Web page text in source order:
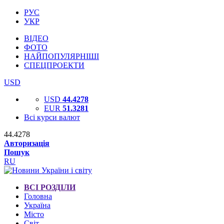
РУС
УКР
ВІДЕО
ФОТО
НАЙПОПУЛЯРНІШІ
СПЕЦПРОЕКТИ
USD
USD 44.4278
EUR 51.3281
Всі курси валют
44.4278
Авторизація
Пошук
RU
ВСІ РОЗДІЛИ
Головна
Україна
Місто